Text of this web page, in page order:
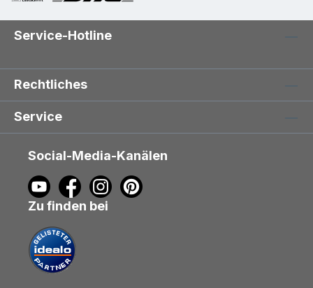
Service-Hotline
Rechtliches
Service
Social-Media-Kanälen
Zu finden bei